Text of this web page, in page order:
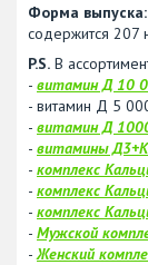
Форма выпуска:
содержится 207
P.S. В
- витамин Д 10
- витамин Д 5
- витамин Д
- витамины
- комплекс
- комплекс
- комплекс
- Мужской
-Женский